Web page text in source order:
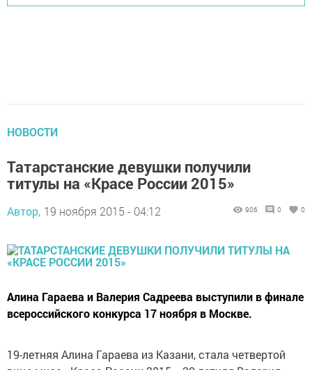
НОВОСТИ
Татарстанские девушки получили
титулы на «Красе России 2015»
Автор, 19 ноября 2015 - 04:12 906 0 0
Алина Гараева и Валерия Садреева выступили в финале
всероссийского конкурса 17 ноября в Москве.
19-летняя Алина Гараева из Казани, стала четвертой